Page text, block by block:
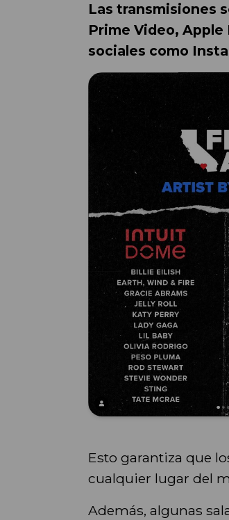
Las transmisiones
Prime Video, Apple
sociales como
Esto garantiza que
cualquier lugar del
Además, algunas